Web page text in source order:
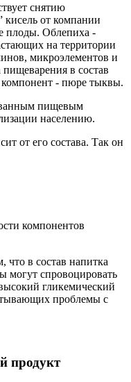
снятию
от компании
плоды. Облепиха -
на территории
микроэлементов и
в состав
- пюре тыквы.
пищевым
населению.
от его состава. Так он
компонентов
что в состав напитка
могут спровоцировать
гликемический
проблемы с
продукт